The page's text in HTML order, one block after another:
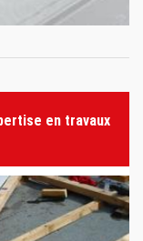
en travaux